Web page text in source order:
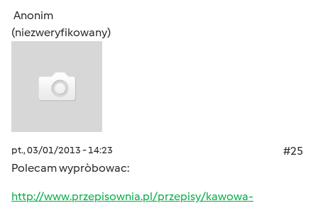
Anonim
(niezweryfikowany)
pt., 03/01/2013 - 14:23
#25
Polecam wypròbowac:
http://www.przepisownia.pl/przepisy/kawowa-